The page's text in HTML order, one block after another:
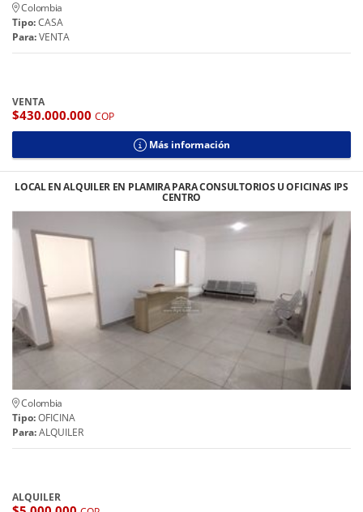
Colombia
Tipo:CASA
Para:VENTA
VENTA
$430.000.000 COP
Más información
LOCAL EN ALQUILER EN PLAMIRA PARA CONSULTORIOS U OFICINAS IPS
CENTRO
Colombia
Tipo:OFICINA
Para:ALQUILER
ALQUILER